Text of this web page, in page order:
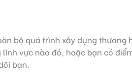
bộ quá trình xây dựng thương
vực nào đó, hoặc bạn có
bạn.